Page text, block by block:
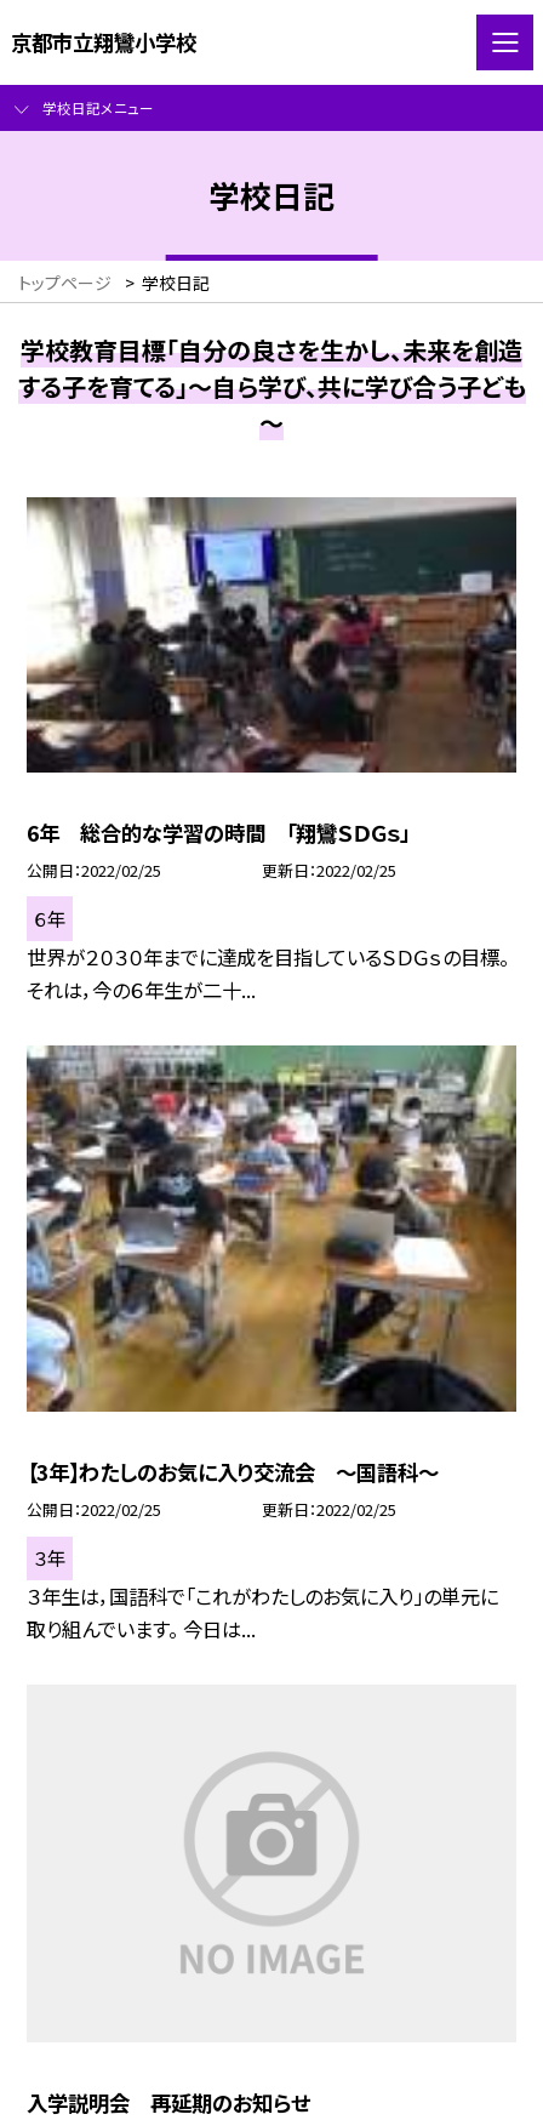
京都市立翔鸞小学校
学校日記メニュー
学校日記
トップページ > 学校日記
学校教育目標「自分の良さを生かし、未来を創造
する子を育てる」～自ら学び、共に学び合う子ども
～
6年 総合的な学習の時間 「翔鸞ＳＤＧｓ」
公開日 2022/02/25 更新日 2022/02/25
６年
世界が２０３０年までに達成を目指しているＳＤＧｓの目標。
それは，今の６年生が二十...
【3年】わたしのお気に入り交流会 〜国語科〜
公開日 2022/02/25 更新日 2022/02/25
３年
３年生は，国語科で「これがわたしのお気に入り」の単元に
取り組んでいます。 今日は...
入学説明会 再延期のお知らせ